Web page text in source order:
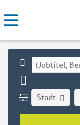
Stadt